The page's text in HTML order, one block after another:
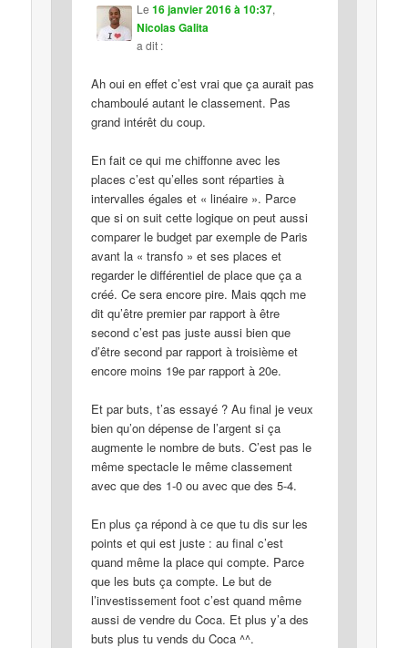
Le16 janvier 2016 à 10:37,
Nicolas Galita
a dit :
Ah oui en effet c’est vrai que ça aurait pas
chamboulé autant le classement. Pas
grand intérêt du coup.
En fait ce qui me chiffonne avec les
places c’est qu’elles sont réparties à
intervalles égales et « linéaire ». Parce
que si on suit cette logique on peut aussi
comparer le budget par exemple de Paris
avant la « transfo » et ses places et
regarder le différentiel de place que ça a
créé. Ce sera encore pire. Mais qqch me
dit qu’être premier par rapport à être
second c’est pas juste aussi bien que
d’être second par rapport à troisième et
encore moins 19e par rapport à 20e.
Et par buts, t’as essayé ? Au final je veux
bien qu’on dépense de l’argent si ça
augmente le nombre de buts. C’est pas le
même spectacle le même classement
avec que des 1-0 ou avec que des 5-4.
En plus ça répond à ce que tu dis sur les
points et qui est juste : au final c’est
quand même la place qui compte. Parce
que les buts ça compte. Le but de
l’investissement foot c’est quand même
aussi de vendre du Coca. Et plus y’a des
buts plus tu vends du Coca ^^.